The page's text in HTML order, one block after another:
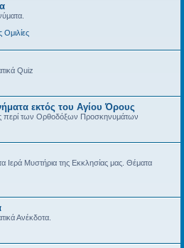
Ομιλίες
Quiz
εκτός του Αγίου Όρους
περί των Ορθοδόξων Προσκηνυμάτων
Ιερά Μυστήρια της Εκκλησίας μας. Θέματα
Ανέκδοτα.